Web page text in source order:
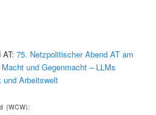
75. Netzpolitischer Abend AT am
und Gegenmacht – LLMs
Arbeitswelt
(WCW):